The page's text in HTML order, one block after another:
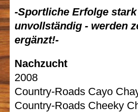
-Sportliche Erfolge stark
unvollständig - werden
ergänzt!-
Nachzucht
2008
Country-Roads Cayo
Country-Roads Cheeky